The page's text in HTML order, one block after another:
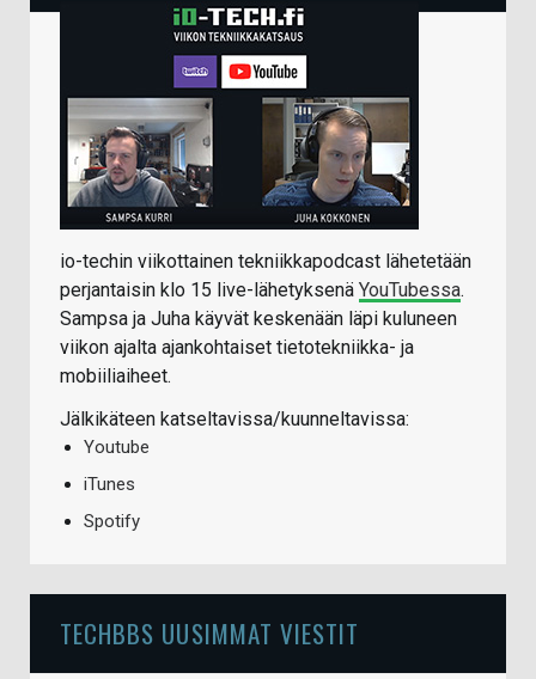
io-techin viikottainen tekniikkapodcast lähetetään
perjantaisin klo 15 live-lähetyksenä YouTubessa.
Sampsa ja Juha käyvät keskenään läpi kuluneen
viikon ajalta ajankohtaiset tietotekniikka- ja
mobiiliaiheet.
Jälkikäteen katseltavissa/kuunneltavissa:
Youtube
iTunes
Spotify
TECHBBS UUSIMMAT VIESTIT